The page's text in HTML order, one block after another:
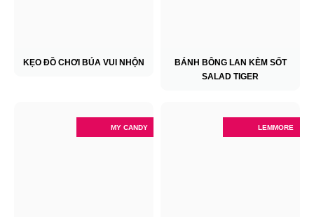
KẸO ĐỒ CHƠI BÚA VUI NHỘN
BÁNH BÔNG LAN KÈM SỐT
SALAD TIGER
MY CANDY LEMMORE